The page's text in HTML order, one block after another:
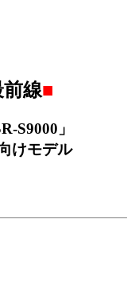
線■
S9000」
けモデル